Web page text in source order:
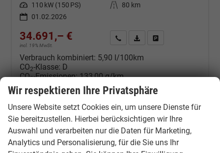
Leistung 110 kW (150 PS) Kilometerstand
80 km
01.02.2026
34.691,– €
incl. 19% MwSt.
Kontakt & Angebot anfordern
PDF-Datei, Fahrzeugexposé
Verbrauch kombiniert: 5,90 l/100km
CO2-Klasse: D
CO2-Emissionen:133,00 g/km
Wir respektieren Ihre Privatsphäre
Unsere Website setzt Cookies ein, um unsere Dienste für
Sie bereitzustellen. Hierbei berücksichtigen wir Ihre
Auswahl und verarbeiten nur die Daten für Marketing,
Analytics und Personalisierung, für die Sie uns Ihr